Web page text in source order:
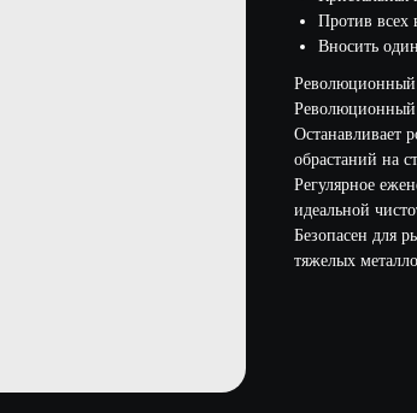
Против всех
Вносить
Революционный
Революционный
Останавливает
обрастаний на
Регулярное
идеальной
Безопасен для
тяжелых